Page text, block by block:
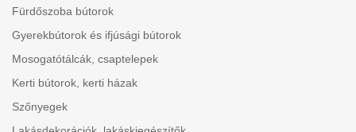
Fürdőszoba bútorok
Gyerekbútorok és ifjúsági bútorok
Mosogatótálcák, csaptelepek
Kerti bútorok, kerti házak
Szőnyegek